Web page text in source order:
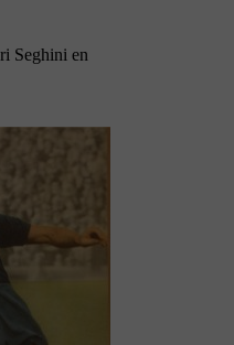
Seghini en